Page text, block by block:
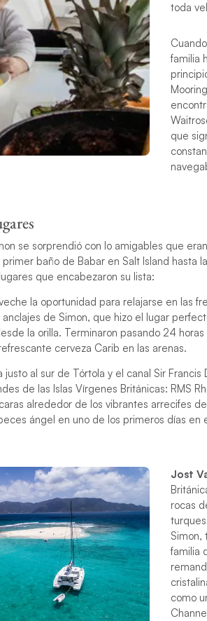
toda
familia
que
se sorprendió con lo amigables que
baño de Babar en Salt Island hasta
que encabezaron su lista:
la oportunidad para relajarse en las
de Simon, que hizo el lugar
la orilla. Terminaron pasando 24
cerveza Carib en las arenas.
justo al sur de Tórtola y el canal Sir
de las Islas Vírgenes Británicas: RMS
alrededor de los vibrantes arrecifes
ángel en uno de los primeros días en
Jost
rocas
Simon,
familia
como